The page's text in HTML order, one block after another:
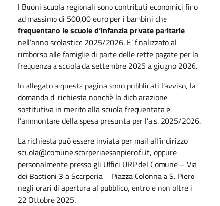
l Buoni scuola regionali sono contributi economici fino
ad massimo di 500,00 euro per i bambini che
frequentano le scuole d’infanzia private paritarie
nell’anno scolastico 2025/2026. E' finalizzato al
rimborso alle famiglie di parte delle rette pagate per la
frequenzaa scuolada settembre 2025 a giugno 2026.
In allegato a questa pagina sono pubblicati l'avviso, la
domanda di richiesta nonchè la dichiarazione
sostitutiva in merito alla scuola frequentata e
l’ammontare della spesa presunta per l’a.s. 2025/2026.
La richiesta può essere inviata per mail all’indirizzo
scuola@comune.scarperiaesanpiero.fi.it, oppure
personalmente presso gli Uffici URP del Comune – Via
dei Bastioni 3 a Scarperia – Piazza Colonna a S. Piero –
negli orari di apertura al pubblico, entro e non oltre il
22 Ottobre 2025.